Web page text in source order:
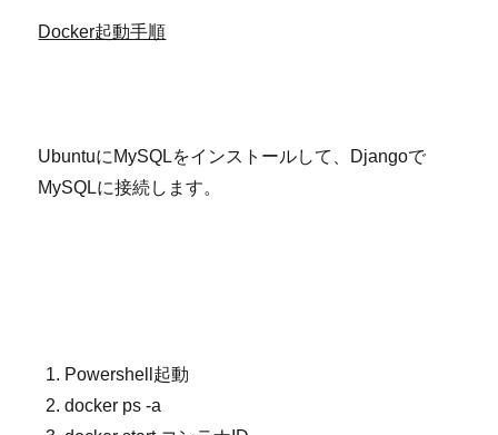
Docker起動手順
UbuntuにMySQLをインストールして、Djangoで
MySQLに接続します。
Powershell起動
docker ps -a